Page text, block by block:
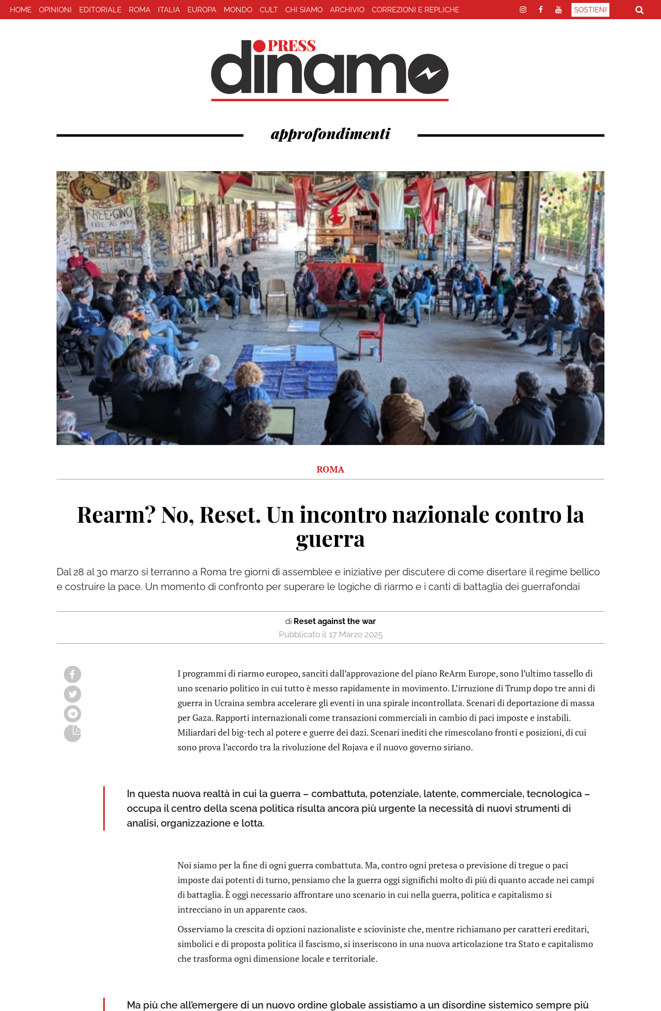
HOME OPINIONI EDITORIALE ROMA ITALIA EUROPA MONDO CULT CHI SIAMO ARCHIVIO CORREZIONI E REPLICHE SOSTIENI
approfondimenti
ROMA
Rearm? No, Reset. Un incontro nazionale contro la
guerra
Dal 28 al 30 marzo si terranno a Roma tre giorni di assemblee e iniziative per discutere di come disertare il regime bellico
e costruire la pace. Un momento di confronto per superare le logiche di riarmo e i canti di battaglia dei guerrafondai
di Reset against the war
17 Marzo 2025
I programmi di riarmo europeo, sanciti dall’approvazione del piano ReArm Europe, sono l’ultimo tassello di
uno scenario politico in cui tutto è messo rapidamente in movimento. L’irruzione di Trump dopo tre anni di
guerra in Ucraina sembra accelerare gli eventi in una spirale incontrollata. Scenari di deportazione di massa
per Gaza. Rapporti internazionali come transazioni commerciali in cambio di paci imposte e instabili.
Miliardari del big-tech al potere e guerre dei dazi. Scenari inediti che rimescolano fronti e posizioni, di cui
sono prova l’accordo tra la rivoluzione del Rojava e il nuovo governo siriano.
In questa nuova realtà in cui la guerra – combattuta, potenziale, latente, commerciale, tecnologica –
occupa il centro della scena politica risulta ancora più urgente la necessità di nuovi strumenti di
analisi, organizzazione e lotta.
Noi siamo per la fine di ogni guerra combattuta. Ma, contro ogni pretesa o previsione di tregue o paci
imposte dai potenti di turno, pensiamo che la guerra oggi significhi molto di più di quanto accade nei campi
di battaglia. È oggi necessario affrontare uno scenario in cui nella guerra, politica e capitalismo si
intrecciano in un apparente caos.
Osserviamo la crescita di opzioni nazionaliste e scioviniste che, mentre richiamano per caratteri ereditari,
simbolici e di proposta politica il fascismo, si inseriscono in una nuova articolazione tra Stato e capitalismo
che trasforma ogni dimensione locale e territoriale.
Ma più che all’emergere di un nuovo ordine globale assistiamo a un disordine sistemico sempre più